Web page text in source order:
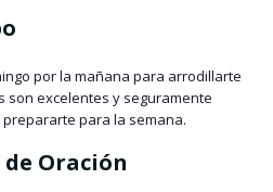
por la mañana para arrodillarte
son excelentes y seguramente
para la semana.
Oración